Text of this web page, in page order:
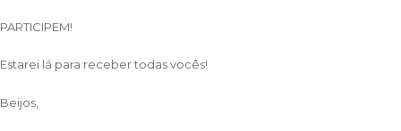
PARTICIPEM!
Estarei lá para receber todas vocês!
Beijos,